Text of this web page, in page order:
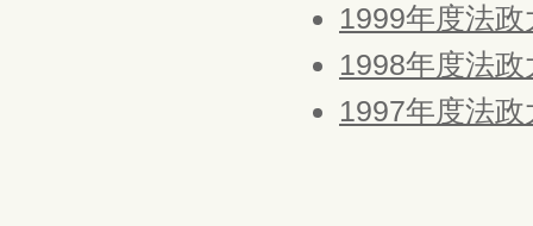
1999年度法
1998年度法
1997年度法